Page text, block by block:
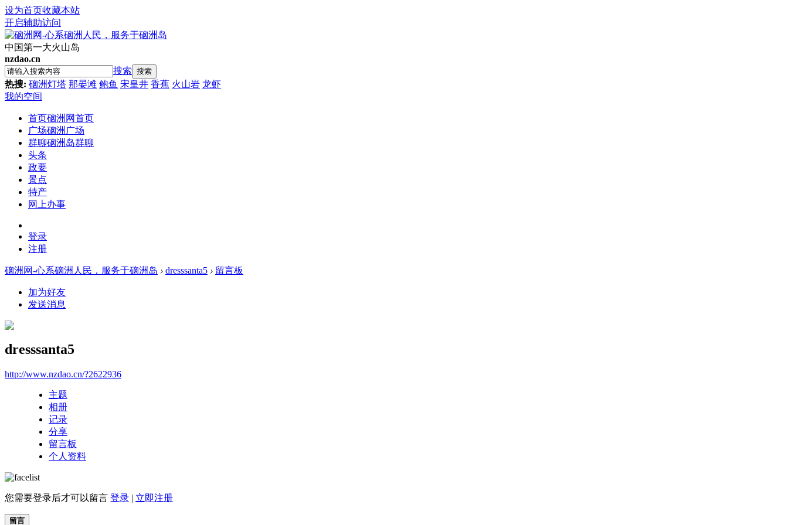
设为首页收藏本站
开启辅助访问
中国第一大火山岛
nzdao.cn
搜索 搜索
热搜: 硇洲灯塔 那晏滩 鲍鱼 宋皇井 香蕉 火山岩 龙虾
我的空间
首页硇洲网首页
广场硇洲广场
群聊硇洲岛群聊
头条
政要
景点
特产
网上办事
登录
注册
硇洲网-心系硇洲人民，服务于硇洲岛 › dresssanta5 › 留言板
加为好友
发送消息
dresssanta5
http://www.nzdao.cn/?2622936
主题
相册
记录
分享
留言板
个人资料
您需要登录后才可以留言 登录 | 立即注册
留言